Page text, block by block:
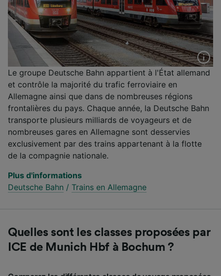
Le groupe Deutsche Bahn appartient à l'État allemand
et contrôle la majorité du trafic ferroviaire en
Allemagne ainsi que dans de nombreuses régions
frontalières du pays. Chaque année, la Deutsche Bahn
transporte plusieurs milliards de voyageurs et de
nombreuses gares en Allemagne sont desservies
exclusivement par des trains appartenant à la flotte
de la compagnie nationale.
Plus d'informations
Deutsche Bahn / Trains en Allemagne
Quelles sont les classes proposées par
ICE de Munich Hbf à Bochum ?